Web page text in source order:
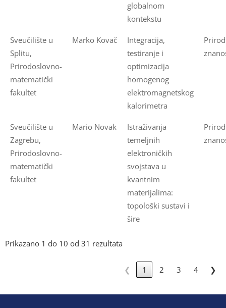
globalnom
kontekstu
Sveučilište u
Splitu,
Prirodoslovno-
matematički
fakultet
Marko Kovač
Integracija,
testiranje i
optimizacija
homogenog
elektromagnetskog
kalorimetra
Sveučilište u
Zagrebu,
Prirodoslovno-
matematički
fakultet
Mario Novak
Istraživanja
temeljnih
elektroničkih
svojstava u
kvantnim
materijalima:
topološki sustavi i
šire
Prikazano 1 do 10 od 31 rezultata
❮ 1 2 3 4 ❯